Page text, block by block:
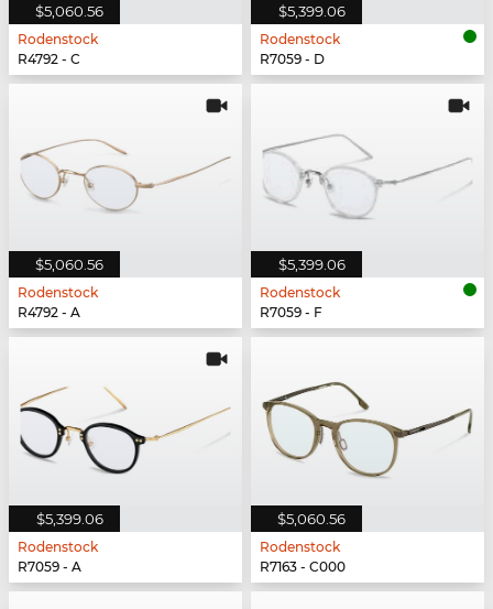
$5,060.56
Rodenstock
R4792 - C
$5,399.06
Rodenstock
R7059 - D
$5,060.56
Rodenstock
R4792 - A
$5,399.06
Rodenstock
R7059 - F
$5,399.06
Rodenstock
R7059 - A
$5,060.56
Rodenstock
R7163 - C000